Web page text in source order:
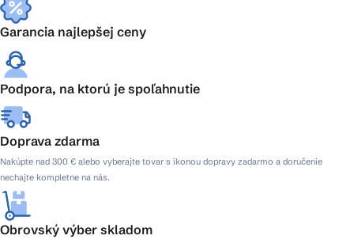
Garancia najlepšej ceny
Podpora, na ktorú je spoľahnutie
Doprava zdarma
Nakúpte nad 300 € alebo vyberajte tovar s ikonou dopravy zadarmo a doručenie
nechajte kompletne na nás.
Obrovský výber skladom